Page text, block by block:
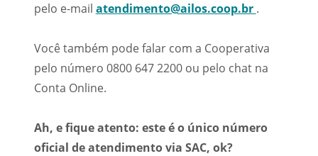
pelo e-mail atendimento@ailos.coop.br .
Você também pode falar com a Cooperativa
pelo número 0800 647 2200 ou pelo chat na
Conta Online.
Ah, e fique atento: este é o único número
oficial de atendimento via SAC, ok?